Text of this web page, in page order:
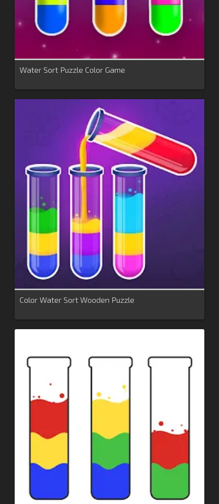
Water Sort Puzzle Color Game
Color Water Sort Wooden Puzzle